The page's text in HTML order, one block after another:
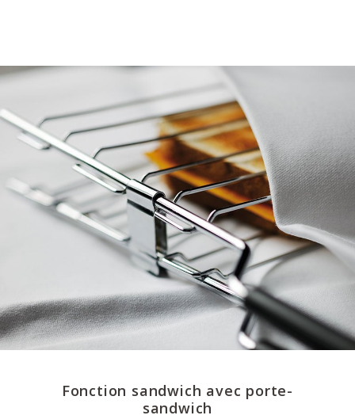
Fonction sandwich avec porte-
sandwich